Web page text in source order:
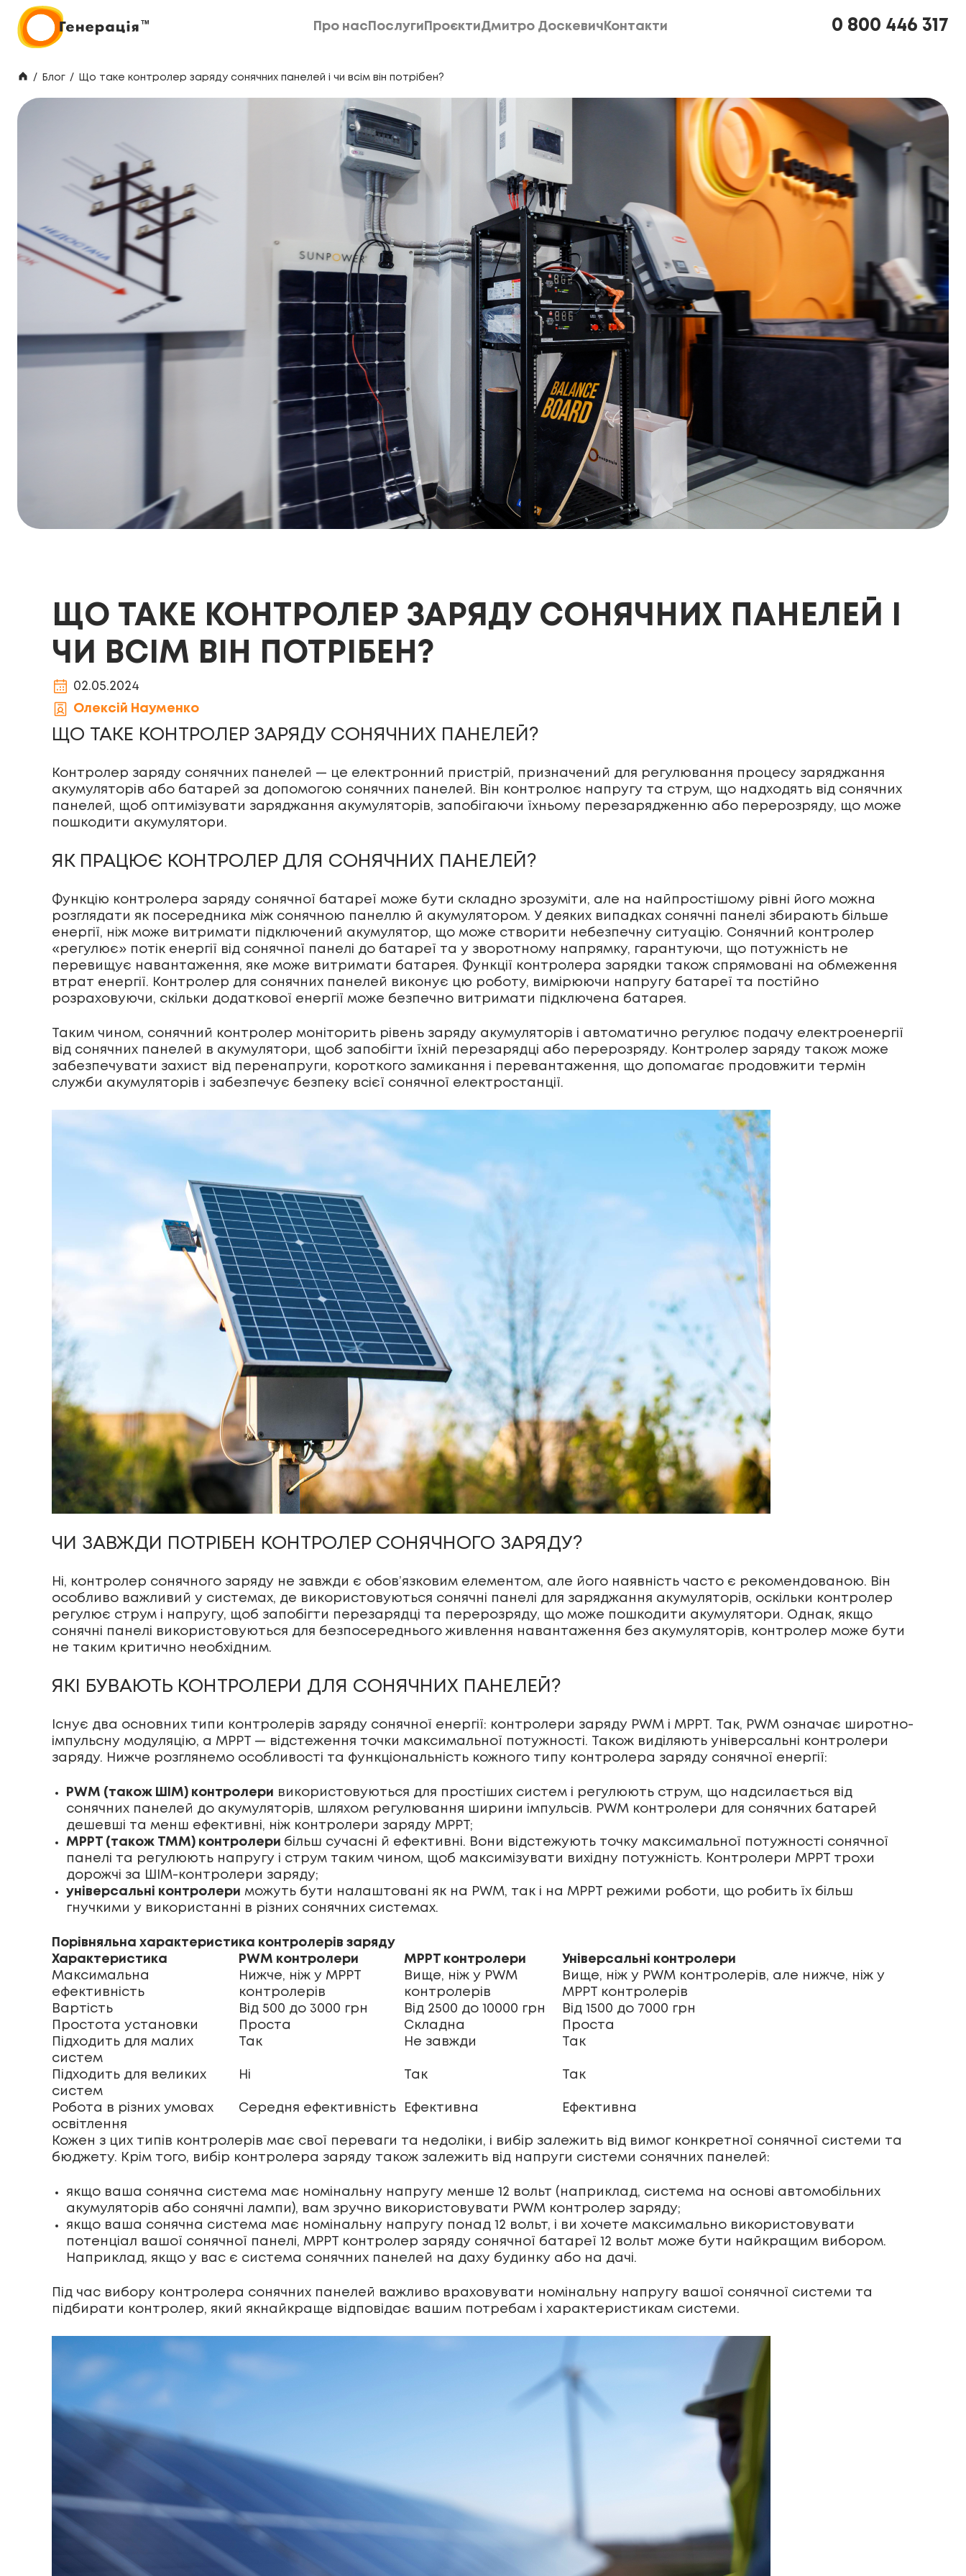
Про нас Послуги ПроєктиДмитро Доскевич Контакти
0 800 446 317
/ Блог / Що таке контролер заряду сонячних панелей і чи всім він потрібен?
ЩО ТАКЕ КОНТРОЛЕР ЗАРЯДУ СОНЯЧНИХ ПАНЕЛЕЙ І
ЧИ ВСІМ ВІН ПОТРІБЕН?
02.05.2024
Олексій Науменко
ЩО ТАКЕ КОНТРОЛЕР ЗАРЯДУ СОНЯЧНИХ ПАНЕЛЕЙ?
Контролер заряду сонячних панелей — це електронний пристрій, призначений для регулювання процесу заряджання
акумуляторів або батарей за допомогою сонячних панелей. Він контролює напругу та струм, що надходять від сонячних
панелей, щоб оптимізувати заряджання акумуляторів, запобігаючи їхньому перезарядженню або перерозряду, що може
пошкодити акумулятори.
ЯК ПРАЦЮЄ КОНТРОЛЕР ДЛЯ СОНЯЧНИХ ПАНЕЛЕЙ?
Функцію контролера заряду сонячної батареї може бути складно зрозуміти, але на найпростішому рівні його можна
розглядати як посередника між сонячною панеллю й акумулятором. У деяких випадках сонячні панелі збирають більше
енергії, ніж може витримати підключений акумулятор, що може створити небезпечну ситуацію. Сонячний контролер
«регулює» потік енергії від сонячної панелі до батареї та у зворотному напрямку, гарантуючи, що потужність не
перевищує навантаження, яке може витримати батарея. Функції контролера зарядки також спрямовані на обмеження
втрат енергії. Контролер для сонячних панелей виконує цю роботу, вимірюючи напругу батареї та постійно
розраховуючи, скільки додаткової енергії може безпечно витримати підключена батарея.
Таким чином, сонячний контролер моніторить рівень заряду акумуляторів і автоматично регулює подачу електроенергії
від сонячних панелей в акумулятори, щоб запобігти їхній перезарядці або перерозряду. Контролер заряду також може
забезпечувати захист від перенапруги, короткого замикання і перевантаження, що допомагає продовжити термін
служби акумуляторів і забезпечує безпеку всієї сонячної електростанції.
ЧИ ЗАВЖДИ ПОТРІБЕН КОНТРОЛЕР СОНЯЧНОГО ЗАРЯДУ?
Ні, контролер сонячного заряду не завжди є обов’язковим елементом, але його наявність часто є рекомендованою. Він
особливо важливий у системах, де використовуються сонячні панелі для заряджання акумуляторів, оскільки контролер
регулює струм і напругу, щоб запобігти перезарядці та перерозряду, що може пошкодити акумулятори. Однак, якщо
сонячні панелі використовуються для безпосереднього живлення навантаження без акумуляторів, контролер може бути
не таким критично необхідним.
ЯКІ БУВАЮТЬ КОНТРОЛЕРИ ДЛЯ СОНЯЧНИХ ПАНЕЛЕЙ?
Існує два основних типи контролерів заряду сонячної енергії: контролери заряду PWM і MPPT. Так, PWM означає широтно-
імпульсну модуляцію, а MPPT — відстеження точки максимальної потужності. Також виділяють універсальні контролери
заряду. Нижче розглянемо особливості та функціональність кожного типу контролера заряду сонячної енергії:
PWM (також ШІМ) контролери використовуються для простіших систем і регулюють струм, що надсилається від
сонячних панелей до акумуляторів, шляхом регулювання ширини імпульсів. PWM контролери для сонячних батарей
дешевші та менш ефективні, ніж контролери заряду MPPT;
MPPT (також ТММ) контролери більш сучасні й ефективні. Вони відстежують точку максимальної потужності сонячної
панелі та регулюють напругу і струм таким чином, щоб максимізувати вихідну потужність. Контролери МРРТ трохи
дорожчі за ШІМ-контролери заряду;
універсальні контролери можуть бути налаштовані як на PWM, так і на MPPT режими роботи, що робить їх більш
гнучкими у використанні в різних сонячних системах.
Порівняльна характеристика контролерів заряду
Характеристика
PWM контролери MPPT контролери
Універсальні контролери
Максимальна
ефективність
Нижче, ніж у MPPT
контролерів
Вище, ніж у PWM
контролерів
Вище, ніж у PWM контролерів, але нижче, ніж у
MPPT контролерів
Вартість
Від 500 до 3000 грн Від 2500 до 10000 грн
Від 1500 до 7000 грн
Простота установки
Проста Складна
Проста
Підходить для малих
систем
Так Не завжди Так
Підходить для великих
систем
Ні Так Так
Робота в різних умовах
освітлення
Середня ефективність Ефективна Ефективна
Кожен з цих типів контролерів має свої переваги та недоліки, і вибір залежить від вимог конкретної сонячної системи та
бюджету. Крім того, вибір контролера заряду також залежить від напруги системи сонячних панелей:
якщо ваша сонячна система має номінальну напругу менше 12 вольт (наприклад, система на основі автомобільних
акумуляторів або сонячні лампи), вам зручно використовувати PWM контролер заряду;
якщо ваша сонячна система має номінальну напругу понад 12 вольт, і ви хочете максимально використовувати
потенціал вашої сонячної панелі, MPPT контролер заряду сонячної батареї 12 вольт може бути найкращим вибором.
Наприклад, якщо у вас є система сонячних панелей на даху будинку або на дачі.
Під час вибору контролера сонячних панелей важливо враховувати номінальну напругу вашої сонячної системи та
підбирати контролер, який якнайкраще відповідає вашим потребам і характеристикам системи.